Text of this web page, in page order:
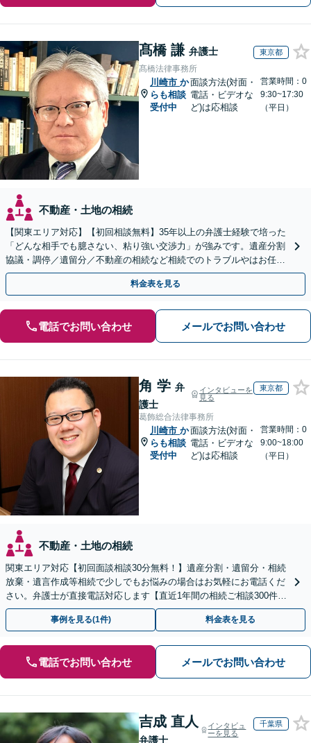
髙橋 謙 弁護士 東京都
髙橋法律事務所
川崎市 か
らも相談
受付中
面談方法(対面・
電話・ビデオな
ど)は応相談
営業時間：0
9:30~17:30
（平日）
不動産・土地の相続
【関東エリア対応】【初回相談無料】35年以上の弁護士経験で培った
「どんな相手でも臆さない、粘り強い交渉力」が強みです。遺産分割
協議・調停／遺留分／不動産の相続など相続でのトラブルやはお任せ
ください。遺言書や生前贈与など生前対策にも注力
料金表を見る
電話でお問い合わせ メールでお問い合わせ
角 学 弁
護士
インタビューを
見る
東京都
葛飾総合法律事務所
川崎市 か
らも相談
受付中
面談方法(対面・
電話・ビデオな
ど)は応相談
営業時間：0
9:00~18:00
（平日）
不動産・土地の相続
関東エリア対応【初回面談相談30分無料！】遺産分割・遺留分・相続
放棄・遺言作成等相続で少しでもお悩みの場合はお気軽にお電話くだ
さい。弁護士が直接電話対応します【直近1年間の相続ご相談300件以
上！＆相続の著書・セミナー多数】弁護士複数所属
事例を見る(1件) 料金表を見る
電話でお問い合わせ メールでお問い合わせ
吉成 直人
弁護士
インタビュ
ーを見る
千葉県